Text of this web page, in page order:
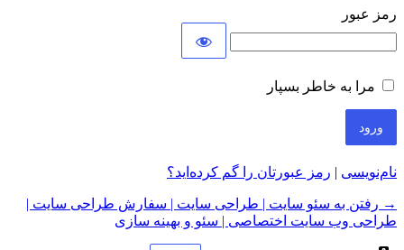
رمز عبور
مرا به خاطر بسپار
نام‌نویسی | رمز عبورتان را گم کرده‌اید؟
→ رفتن به سئو سایت | طراحی سایت | سفارش طراحی سایت |
طراحی وب سایت اختصاصی | سئو و بهینه سازی